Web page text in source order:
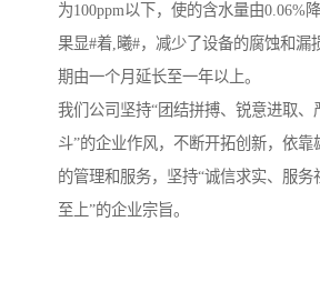
为100ppm以下，使的含水量由0.06%
果显#着,曦#，减少了设备的腐蚀和漏
期由一个月延长至一年以上。
我们公司坚持“团结拼搏、锐意进取、
斗”的企业作风，不断开拓创新，依靠
的管理和服务，坚持“诚信求实、服务
至上”的企业宗旨。